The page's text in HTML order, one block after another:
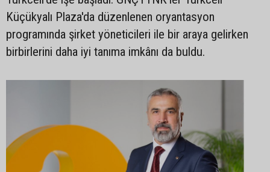
Küçükyalı Plaza'da düzenlenen oryantasyon
programında şirket yöneticileri ile bir araya gelirken
birbirlerini daha iyi tanıma imkânı da buldu.